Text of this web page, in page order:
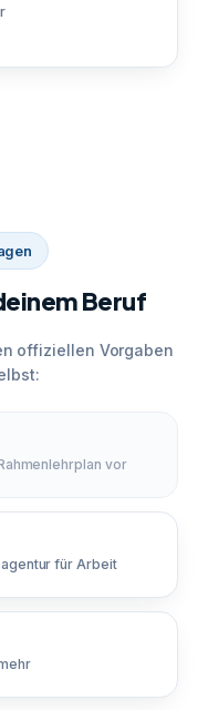
Beruf
offiziellen Vorgaben
vor
für Arbeit